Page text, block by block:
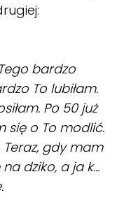
bardzo
To lubiłam.
Po 50 już
się o To modlić.
Teraz, gdy mam
dziko, a ja k…